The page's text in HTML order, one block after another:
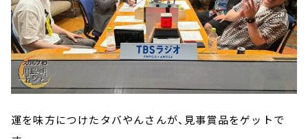
運を味方につけたタバやんさんが、見事賞品をゲットで